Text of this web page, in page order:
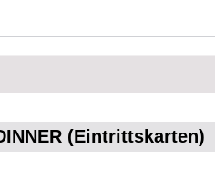
(Eintrittskarten)